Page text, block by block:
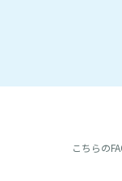
こちらの